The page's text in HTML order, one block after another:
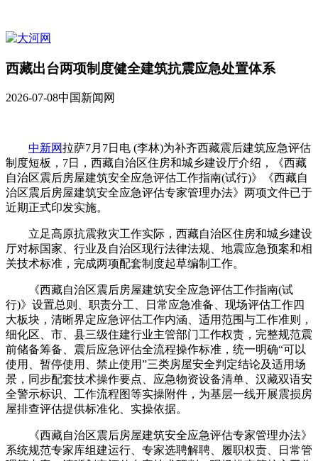
西藏出台两项制度健全建筑抗震应急处置体系
2026-07-08中国新闻网
中新网拉萨7月7日电 (李林)为补齐西藏震后建筑应急评估
制度短板，7日，西藏自治区住房和城乡建设厅介绍，《西藏
自治区震后房屋建筑安全应急评估工作指南(试行)》《西藏自
治区震后房屋建筑安全应急评估专家管理办法》两项文件已于
近期正式印发实施。
立足高原抗震救灾工作实际，西藏自治区住房和城乡建设
厅对标国家、行业及自治区现行法律法规、地震应急预案和相
关技术标准，完成两项配套制度起草编制工作。
《西藏自治区震后房屋建筑安全应急评估工作指南(试
行)》设置总则、职责分工、日常应急准备、现场评估工作四
大板块，清晰界定应急评估工作内涵、适用范围与工作准则，
细化区、市、县三级住建行业主管部门工作权责，完整规范震
前储备筹备、震后应急评估全流程操作标准，统一明确“可以
使用、暂停使用、禁止使用”三类房屋安全判定结论及适用场
景，同步配套技术操作要点、应急物资设备清单、汉藏双语安
全警示标识、工作流程图等实操附件，为基层一线开展震损房
屋排查评估提供标准化、实操依据。
《西藏自治区震后房屋建筑安全应急评估专家管理办法》
系统规范专家库组建运行、专家选聘解聘、履职权责、日常管